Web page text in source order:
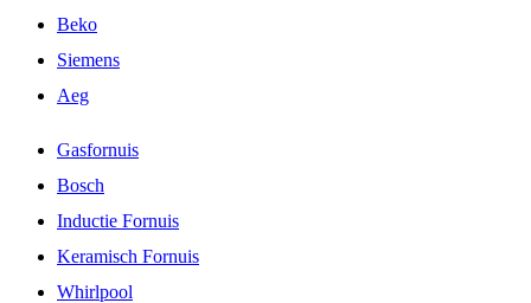
Beko
Siemens
Aeg
Gasfornuis
Bosch
Inductie Fornuis
Keramisch Fornuis
Whirlpool